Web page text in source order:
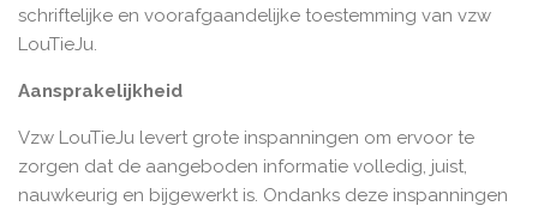
schriftelijke en voorafgaandelijke toestemming van vzw
LouTieJu.
Aansprakelijkheid
Vzw LouTieJu levert grote inspanningen om ervoor te
zorgen dat de aangeboden informatie volledig, juist,
nauwkeurig en bijgewerkt is. Ondanks deze inspanningen